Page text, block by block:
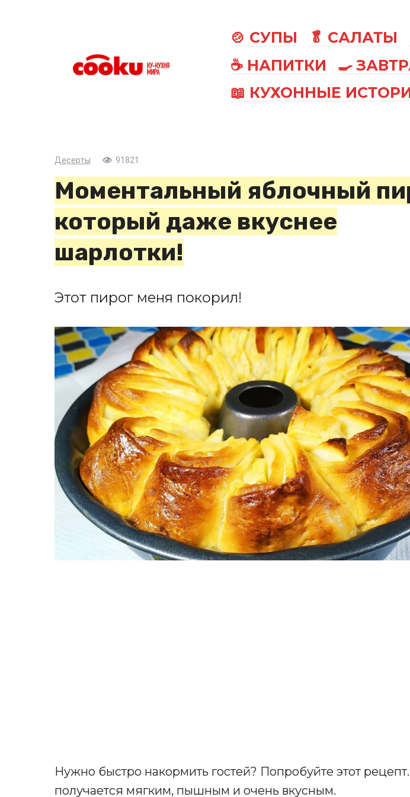
🍲 СУПЫ 🥬 САЛАТЫ
☕ НАПИТКИ
🍳
📖 КУХОННЫЕ
Десерты 91821
Моментальный яблочный
который даже вкуснее
шарлотки!
Этот пирог меня покорил!
Нужно быстро накормить гостей? Попробуйте этот
получается мягким, пышным и очень вкусным.